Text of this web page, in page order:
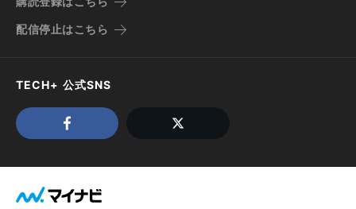
配信停止はこちら
TECH+ 公式SNS